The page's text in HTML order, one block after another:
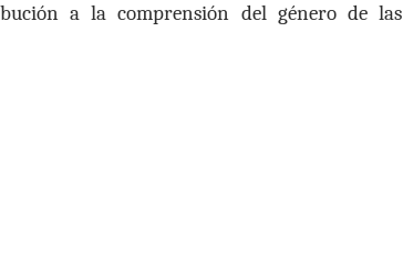
a la comprensión del género de las